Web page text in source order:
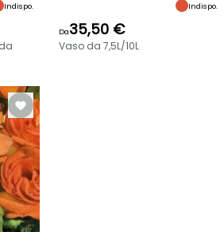
Indispo. Indispo.
Da35,50 €
Vaso da 7,5L/10L